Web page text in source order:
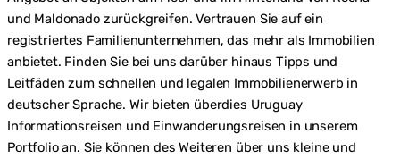
und Maldonado zurückgreifen. Vertrauen Sie auf ein
registriertes Familienunternehmen, das mehr als Immobilien
anbietet. Finden Sie bei uns darüber hinaus Tipps und
Leitfäden zum schnellen und legalen Immobilienerwerb in
deutscher Sprache. Wir bieten überdies Uruguay
Informationsreisen und Einwanderungsreisen in unserem
Portfolio an. Sie können des Weiteren über uns kleine und